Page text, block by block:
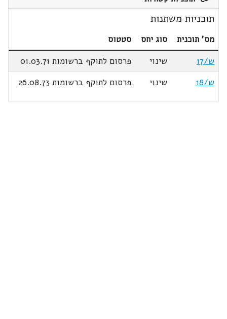
תוכניות משתנות
מס' תוכנית סוג יחס
סטטוס
ש/17
שינוי
פרסום לתוקף ברשומות 01.03.71
ש/18
שינוי פרסום לתוקף ברשומות 26.08.73